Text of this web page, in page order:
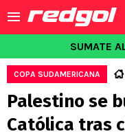
SUMATE
COPA SUDAMERICANA
Palestino se
Católica tras